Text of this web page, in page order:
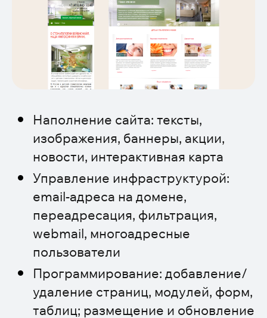
Наполнение сайта: тексты,
изображения, баннеры, акции,
новости, интерактивная карта
Управление инфраструктурой:
email-адреса на домене,
переадресация, фильтрация,
webmail, многоадресные
пользователи
Программирование: добавление/
удаление страниц, модулей, форм,
таблиц; размещение и обновление